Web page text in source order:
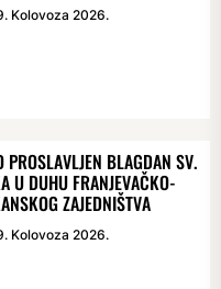
Kolovoza 2026.
PROSLAVLJEN BLAGDAN SV.
U DUHU FRANJEVAČKO-
ZAJEDNIŠTVA
Kolovoza 2026.